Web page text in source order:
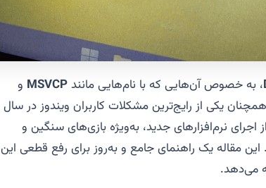
، به خصوص آن‌هایی که با نام‌هایی مانندMSVCP و
یکی از رایج‌ترین مشکلات کاربران ویندوز در سال
از اجرای نرم‌افزارهای جدید، به‌ویژه بازی‌های سنگین و
مقاله یک راهنمای جامع و به‌روز برای رفع قطعی این